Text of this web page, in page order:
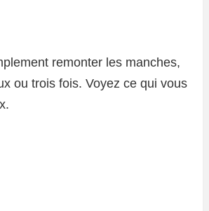
remonter les manches,
ou trois fois. Voyez ce qui vous